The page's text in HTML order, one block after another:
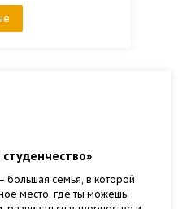
большая семья, в которой
место, где ты можешь